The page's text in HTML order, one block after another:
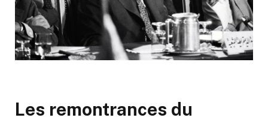
Les remontrances du